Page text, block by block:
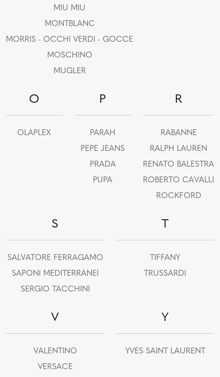
MIU MIU
MONTBLANC
MORRIS - OCCHI VERDI - GOCCE
MOSCHINO
MUGLER
O
OLAPLEX
P
PARAH
PEPE JEANS
PRADA
PUPA
R
RABANNE
RALPH LAUREN
RENATO BALESTRA
ROBERTO CAVALLI
ROCKFORD
S
SALVATORE FERRAGAMO
SAPONI MEDITERRANEI
SERGIO TACCHINI
T
TIFFANY
TRUSSARDI
V
VALENTINO
VERSACE
Y
YVES SAINT LAURENT